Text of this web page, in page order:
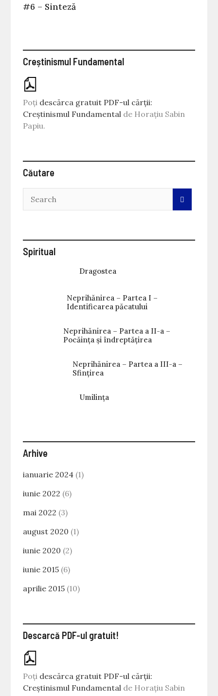
#6 – Sinteză
Creștinismul Fundamental
Poți descărca gratuit PDF-ul cărții:
Creștinismul Fundamental de Horațiu Sabin
Papiu.
Căutare
Spiritual
Dragostea
Neprihănirea – Partea I –
Identificarea păcatului
Neprihănirea – Partea a II-a –
Pocăința și îndreptățirea
Neprihănirea – Partea a III-a –
Sfințirea
Umilința
Arhive
ianuarie 2024 (1)
iunie 2022 (6)
mai 2022 (3)
august 2020 (1)
iunie 2020 (2)
iunie 2015 (6)
aprilie 2015 (10)
Descarcă PDF-ul gratuit!
Poți descărca gratuit PDF-ul cărții:
Creștinismul Fundamental de Horațiu Sabin